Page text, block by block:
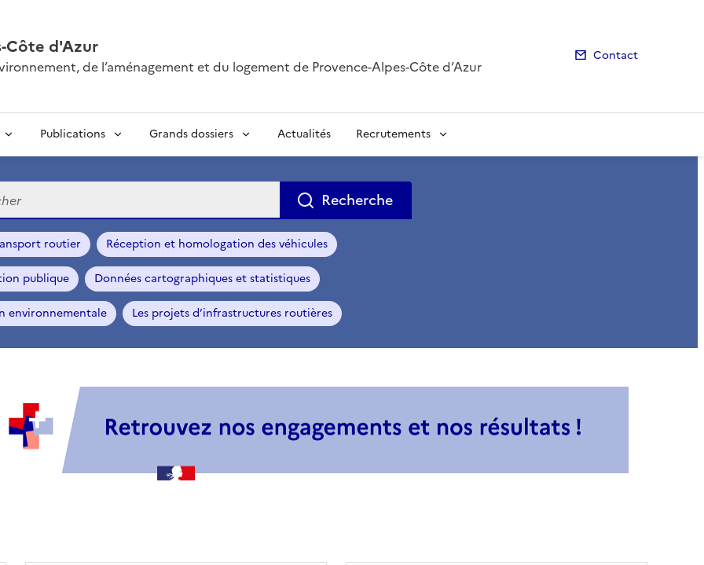
Côte d'Azur
de l’aménagement et du logement de Provence-Alpes-Côte d’Azur
Contact
Publications Grands dossiers Actualités Recrutements
Recherche
routier Réception et homologation des véhicules
publique Données cartographiques et statistiques
environnementale Les projets d’infrastructures routières